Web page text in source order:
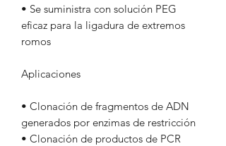
• Se suministra con solución PEG
eficaz para la ligadura de extremos
romos
Aplicaciones
• Clonación de fragmentos de ADN
generados por enzimas de restricción
• Clonación de productos de PCR